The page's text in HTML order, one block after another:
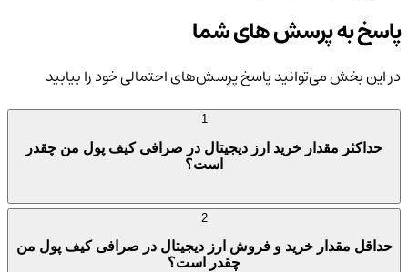
پاسخ به پرسش های شما
در این بخش می‌توانید پاسخ پرسش‌های احتمالی خود را بیابید
حداکثر مقدار خرید ارز دیجیتال در صرافی کیف پول من چقدر
است؟
حداقل مقدار خرید و فروش ارز دیجیتال در صرافی کیف پول من
چقدر است؟